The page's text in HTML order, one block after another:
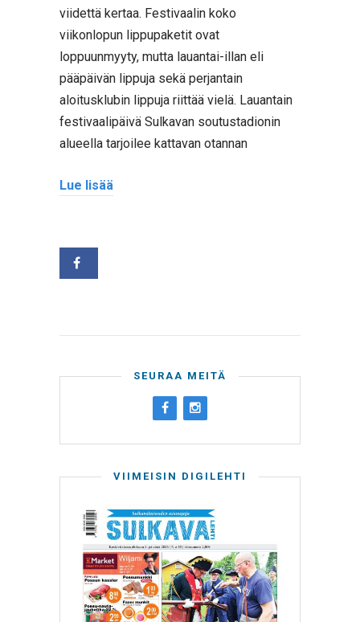
viidettä kertaa. Festivaalin koko
viikonlopun lippupaketit ovat
loppuunmyyty, mutta lauantai-illan eli
pääpäivän lippuja sekä perjantain
aloitusklubin lippuja riittää vielä. Lauantain
festivaalipäivä Sulkavan soutustadionin
alueella tarjoilee kattavan otannan
Lue lisää
SEURAA MEITÄ
VIIMEISIN DIGILEHTI